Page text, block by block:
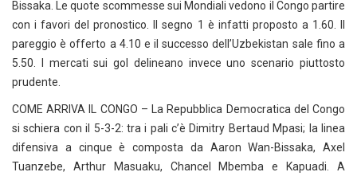
Bissaka. Le quote scommesse sui Mondiali vedono il Congo partire
con i favori del pronostico. Il segno 1 è infatti proposto a 1.60. Il
pareggio è offerto a 4.10 e il successo dell’Uzbekistan sale fino a
5.50. I mercati sui gol delineano invece uno scenario piuttosto
prudente.
COME ARRIVA IL CONGO – La Repubblica Democratica del Congo
si schiera con il 5-3-2: tra i pali c’è Dimitry Bertaud Mpasi; la linea
difensiva a cinque è composta da Aaron Wan-Bissaka, Axel
Tuanzebe, Arthur Masuaku, Chancel Mbemba e Kapuadi. A